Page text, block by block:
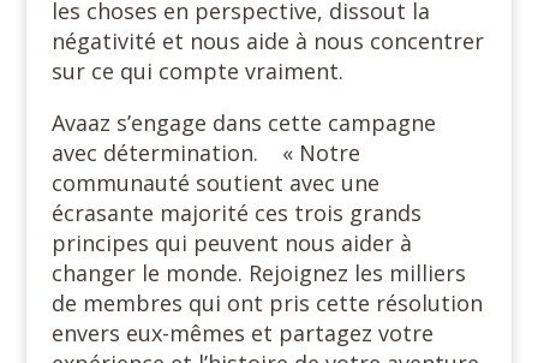
les choses en perspective, dissout la
négativité et nous aide à nous concentrer
sur ce qui compte vraiment.
Avaaz s’engage dans cette campagne
avec détermination. « Notre
communauté soutient avec une
écrasante majorité ces trois grands
principes qui peuvent nous aider à
changer le monde. Rejoignez les milliers
de membres qui ont pris cette résolution
envers eux-mêmes et partagez votre